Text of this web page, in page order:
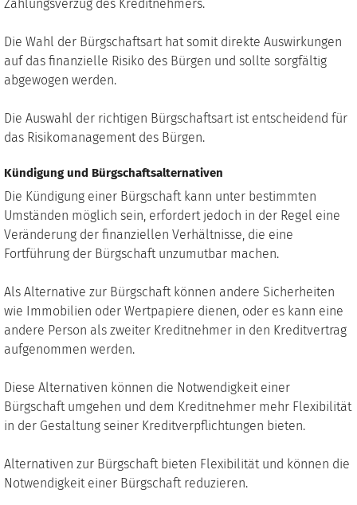
Zahlungsverzug des Kreditnehmers.
Die Wahl der Bürgschaftsart hat somit direkte Auswirkungen
auf das finanzielle Risiko des Bürgen und sollte sorgfältig
abgewogen werden.
Die Auswahl der richtigen Bürgschaftsart ist entscheidend für
das Risikomanagement des Bürgen.
Kündigung und Bürgschaftsalternativen
Die Kündigung einer Bürgschaft kann unter bestimmten
Umständen möglich sein, erfordert jedoch in der Regel eine
Veränderung der finanziellen Verhältnisse, die eine
Fortführung der Bürgschaft unzumutbar machen.
Als Alternative zur Bürgschaft können andere Sicherheiten
wie Immobilien oder Wertpapiere dienen, oder es kann eine
andere Person als zweiter Kreditnehmer in den Kreditvertrag
aufgenommen werden.
Diese Alternativen können die Notwendigkeit einer
Bürgschaft umgehen und dem Kreditnehmer mehr Flexibilität
in der Gestaltung seiner Kreditverpflichtungen bieten.
Alternativen zur Bürgschaft bieten Flexibilität und können die
Notwendigkeit einer Bürgschaft reduzieren.